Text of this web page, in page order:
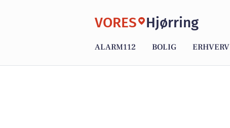
VORES Hjørring
ALARM112 BOLIG ERHVERV